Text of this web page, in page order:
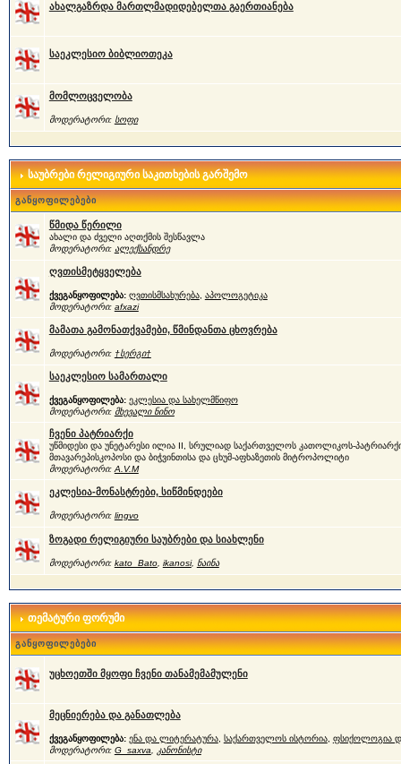
ახალგაზრდა მართლმადიდებელთა გაერთიანება
საეკლესიო ბიბლიოთეკა
მომლოცველობა
მოდერატორი: სოფი
საუბრები რელიგიური საკითხების გარშემო
განყოფილებები
წმიდა წერილი
ახალი და ძველი აღთქმის შესწავლა
მოდერატორი: ალექსანდრე
ღვთისმეტყველება
ქვეგანყოფილება: ღვთისმსახურება, აპოლოგეტიკა
მოდერატორი: afxazi
მამათა გამონათქვამები, წმინდანთა ცხოვრება
მოდერატორი: †სერგი†
საეკლესიო სამართალი
ქვეგანყოფილება: ეკლესია და სახელმწიფო
მოდერატორი: მხევალი ნინო
ჩვენი პატრიარქი
უწმიდესი და უნეტარესი ილია II, სრულიად საქართველოს კათოლიკოს-
მთავარეპისკოპოსი და ბიჭვინთისა და ცხუმ-აფხაზეთის მიტროპოლიტი
მოდერატორი: A.V.M
ეკლესია-მონასტრები, სიწმინდეები
მოდერატორი: lingvo
ზოგადი რელიგიური საუბრები და სიახლენი
მოდერატორი: kato_Bato, ikanosi, ნაინა
თემატური ფორუმი
განყოფილებები
უცხოეთში მყოფი ჩვენი თანამემამულენი
მეცნიერება და განათლება
ქვეგანყოფილება: ენა და ლიტერატურა, საქართველოს ისტორია, ფსიქოლოგია
მოდერატორი: G_saxva კანონისტი